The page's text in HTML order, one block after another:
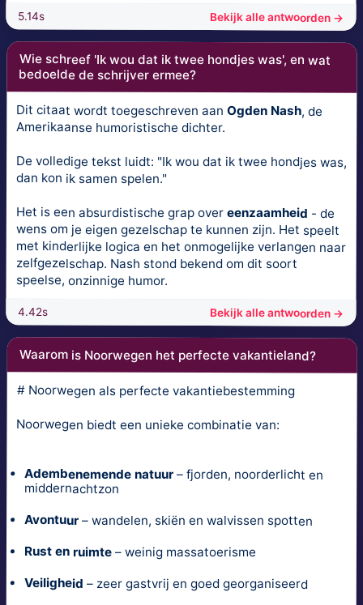
5.14s Bekijk alle antwoorden →
Wie schreef 'Ik wou dat ik twee hondjes was', en wat
bedoelde de schrijver ermee?
Dit citaat wordt toegeschreven aanOgden Nash, de
Amerikaanse humoristische dichter.
De volledige tekst luidt: "Ik wou dat ik twee hondjes was,
dan kon ik samen spelen."
Het is een absurdistische grap over eenzaamheid - de
wens om je eigen gezelschap te kunnen zijn. Het speelt
met kinderlijke logica en het onmogelijke verlangen naar
zelfgezelschap. Nash stond bekend om dit soort
speelse, onzinnige humor.
4.42s Bekijk alle antwoorden →
Waarom is Noorwegen het perfecte vakantieland?
# Noorwegen als perfecte vakantiebestemming
Noorwegen biedt een unieke combinatie van:
Adembenemende natuur – fjorden, noorderlicht en
middernachtzon
Avontuur – wandelen, skiën en walvissen spotten
Rust en ruimte– weinig massatoerisme
Veiligheid – zeer gastvrij en goed georganiseerd